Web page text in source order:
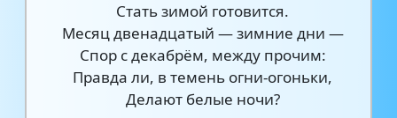
Стать зимой готовится.
Месяц двенадцатый — зимние дни —
Спор с декабрём, между прочим:
Правда ли, в темень огни-огоньки,
Делают белые ночи?